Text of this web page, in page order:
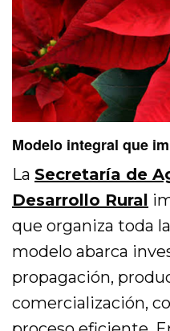
Modelo integral que
LaSecretaría de
Desarrollo Rural
que organiza toda
modelo abarca
propagación,
comercialización,